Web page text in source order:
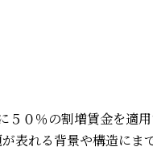
０％の割増賃金を適
表れる背景や構造にま